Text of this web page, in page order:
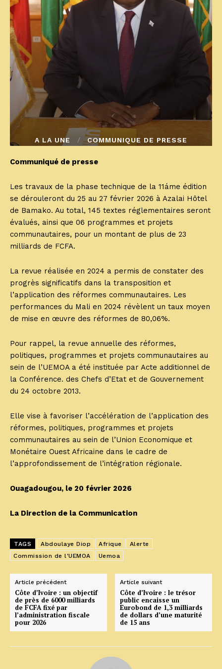
A LA UNE COMMUNIQUE DE PRESSE
Communiqué de presse
Les travaux de la phase technique de la 11áme édition
se dérouleront du 25 au 27 février 2026 à Azalai Hôtel
de Bamako. Au total, 145 textes réglementaires seront
évalués, ainsi que 06 programmes et projets
communautaires, pour un montant de plus de 23
milliards de FCFA.
La revue réalisée en 2024 a permis de constater des
progrès significatifs dans la transposition et
l’application des réformes communautaires. Les
performances du Mali en 2024 révèlent un taux moyen
de mise en œuvre des réformes de 80,06%.
Pour rappel, la revue annuelle des réformes,
politiques, programmes et projets communautaires au
sein de l’UEMOA a été instituée par Acte additionnel de
la Conférence. des Chefs d’Etat et de Gouvernement
du 24 octobre 2013.
Elle vise à favoriser l’accélération de l’application des
réformes, politiques, programmes et projets
communautaires au sein de l’Union Economique et
Monétaire Ouest Africaine dans le cadre de
l’approfondissement de l’intégration régionale.
Ouagadougou, le 20 février 2026
La Direction de la Communication
TAGS Abdoulaye Diop Afrique
Alerte
Commission de l'UEMOA
Uemoa
Article précédent
Côte d’Ivoire : un objectif
de près de 6000 milliards
de FCFA fixé par
l’administration fiscale
pour 2026
Article suivant
Côte d’Ivoire : le trésor
public encaisse un
Eurobond de 1,3 milliards
de dollars d’une maturité
de 15 ans